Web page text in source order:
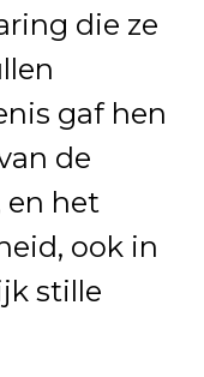
die ze
gaf hen
de
en het
ook in
stille